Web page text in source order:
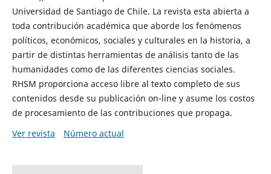
Universidad de Santiago de Chile. La revista esta abierta a
toda contribución académica que aborde los fenómenos
políticos, económicos, sociales y culturales en la historia, a
partir de distintas herramientas de análisis tanto de las
humanidades como de las diferentes ciencias sociales.
RHSM proporciona acceso libre al texto completo de sus
contenidos desde su publicación on-line y asume los costos
de procesamiento de las contribuciones que propaga.
Ver revista
Número actual